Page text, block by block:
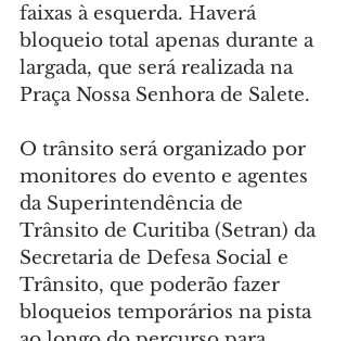
faixas à esquerda. Haverá
bloqueio total apenas durante a
largada, que será realizada na
Praça Nossa Senhora de Salete.
O trânsito será organizado por
monitores do evento e agentes
da Superintendência de
Trânsito de Curitiba (Setran) da
Secretaria de Defesa Social e
Trânsito, que poderão fazer
bloqueios temporários na pista